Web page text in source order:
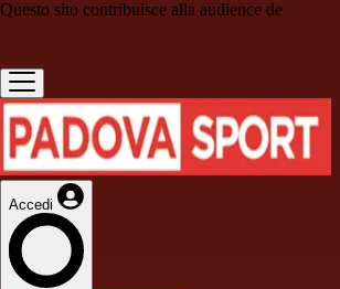
Questo sito contribuisce alla audience de
Accedi